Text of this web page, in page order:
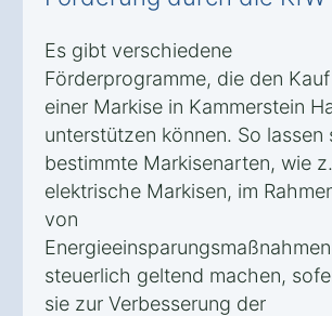
Es gibt verschiedene
Förderprogramme, die den Kauf
einer Markise in Kammerstein
unterstützen können. So lassen
bestimmte Markisenarten, wie
elektrische Markisen, im
von
Energieeinsparungsmaßnahmen
steuerlich geltend machen,
sie zur Verbesserung der